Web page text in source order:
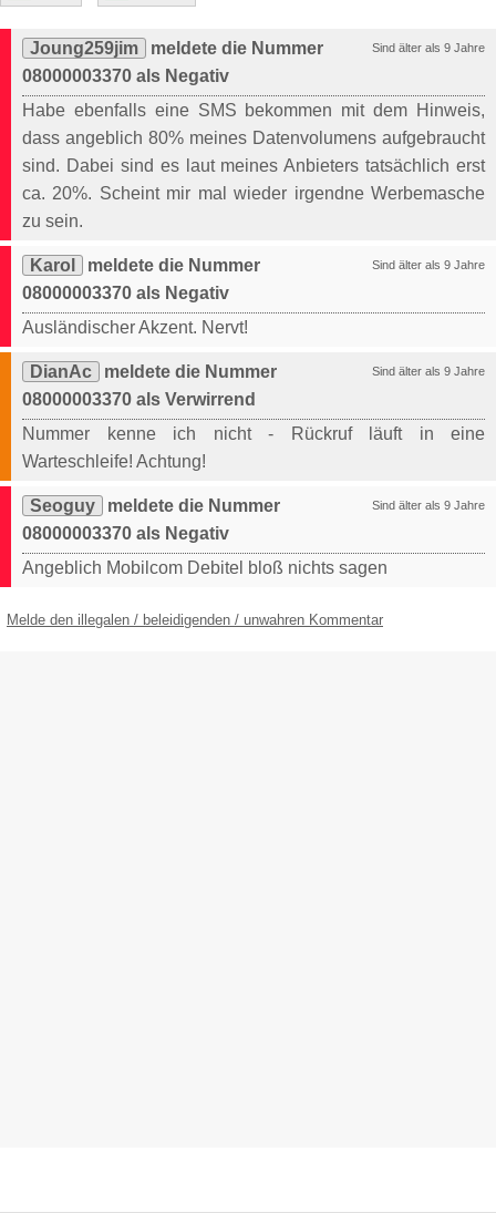
Sind älter als 9 Jahre
Joung259jim
meldete die Nummer
08000003370 als Negativ
Habe ebenfalls eine SMS bekommen mit dem Hinweis,
dass angeblich 80% meines Datenvolumens aufgebraucht
sind. Dabei sind es laut meines Anbieters tatsächlich erst
ca. 20%. Scheint mir mal wieder irgendne Werbemasche
zu sein.
Sind älter als 9 Jahre
Karol
meldete die Nummer
08000003370 als Negativ
Ausländischer Akzent. Nervt!
Sind älter als 9 Jahre
DianAc
meldete die Nummer
08000003370 als Verwirrend
Nummer kenne ich nicht - Rückruf läuft in eine
Warteschleife! Achtung!
Sind älter als 9 Jahre
Seoguy
meldete die Nummer
08000003370 als Negativ
Angeblich Mobilcom Debitel bloß nichts sagen
Melde den illegalen / beleidigenden / unwahren Kommentar